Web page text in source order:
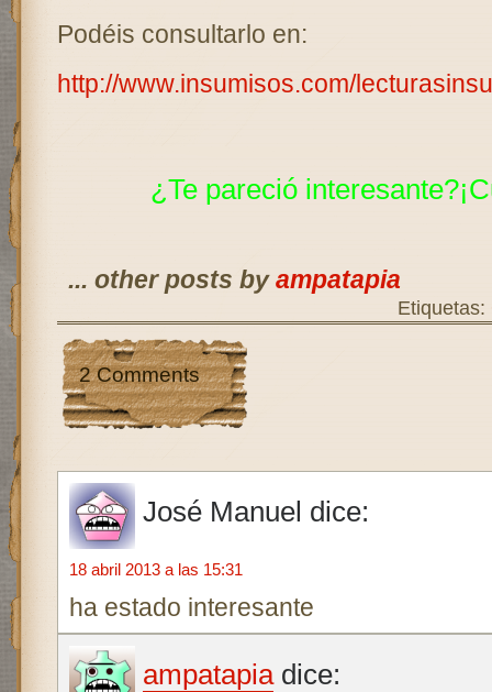
Podéis consultarlo en:
http://www.insumisos.com/
¿Te pareció
... other posts byampatapia
Etiquetas:
2 Comments
José Manuel dice:
18 abril 2013 a las 15:31
ha estado interesante
ampatapia dice: